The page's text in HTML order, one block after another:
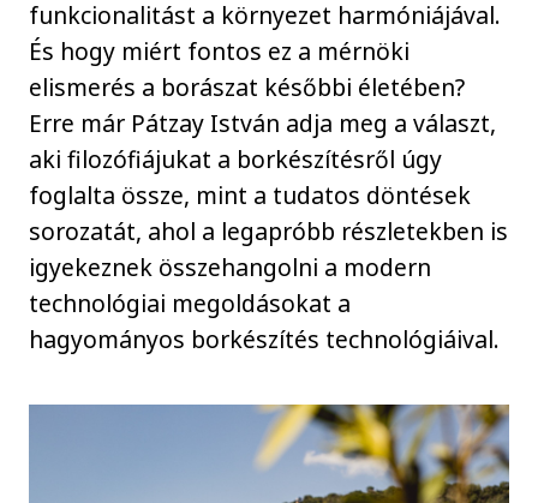
funkcionalitást a környezet harmóniájával.
És hogy miért fontos ez a mérnöki
elismerés a borászat későbbi életében?
Erre már Pátzay István adja meg a választ,
aki filozófiájukat a borkészítésről úgy
foglalta össze, mint a tudatos döntések
sorozatát, ahol a legapróbb részletekben is
igyekeznek összehangolni a modern
technológiai megoldásokat a
hagyományos borkészítés technológiáival.